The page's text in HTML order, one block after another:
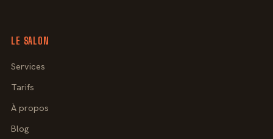
LE SALON
Services
Tarifs
À propos
Blog